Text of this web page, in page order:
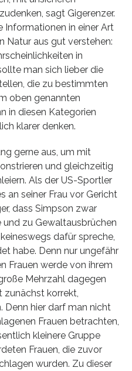
sagt Gigerenzer.
Informationen in einer Art
Natur aus gut verstehen:
in
man sich lieber die
die zu bestimmten
oben genannten
in diesen Kategorien
klarer denken.
gerne aus, um mit
und gleichzeitig
Als der US-Sportler
an seiner Frau vor Gericht
dass Simpson zwar
und zu Gewaltausbrüchen
dafür spreche,
habe. Denn nur ungefähr
Frauen werde von ihrem
Mehrzahl dagegen
zunächst korrekt,
Denn hier darf man nicht
Frauen betrachten,
kleinere Gruppe
Frauen, die zuvor
wurden. Zu dieser